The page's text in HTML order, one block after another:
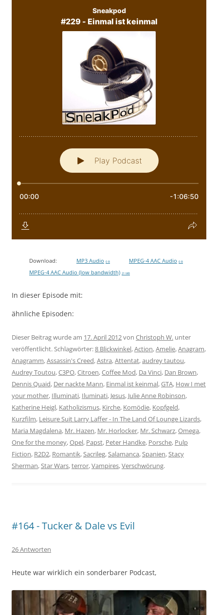
Download: MP3 Audio 0 B MPEG-4 AAC Audio 0 B
MPEG-4 AAC Audio (low bandwidth) 21 MB
In dieser Episode mit:
ähnliche Episoden:
Dieser Beitrag wurde am 17. April 2012von Christoph W. unter
veröffentlicht. Schlagwörter:8 Blickwinkel,Action,Amelie,Anagram,
Anagramm,Assassin's Creed,Astra,Attentat,audrey tautou,
Audrey Toutou,C3PO,Citroen,Coffee Mod, Da Vinci, Dan Brown,
Dennis Quaid, Der nackte Mann, Einmal ist keinmal,GTA, How I met
your mother, Illuminati, Iluminati, Jesus, Julie Anne Robinson,
Katherine Heigl, Katholizismus, Kirche, Komödie, Kopfgeld,
Kurzfilm, Leisure Suit Larry Laffer - In The Land Of Lounge Lizards,
Maria Magdalena, Mr. Hazen, Mr. Horlocker, Mr. Schwarz,Omega,
One for the money,Opel, Papst, Peter Handke, Porsche, Pulp
Fiction, R2D2, Romantik,Sacrileg,Salamanca,Spanien,Stacy
Sherman,Star Wars,terror,Vampires,Verschwörung.
#164 - Tucker & Dale vs Evil
26 Antworten
Heute war wirklich ein sonderbarer Podcast,